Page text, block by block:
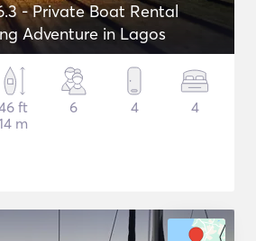
- Private Boat Rental
Adventure in Lagos
ft
m
6 4 4